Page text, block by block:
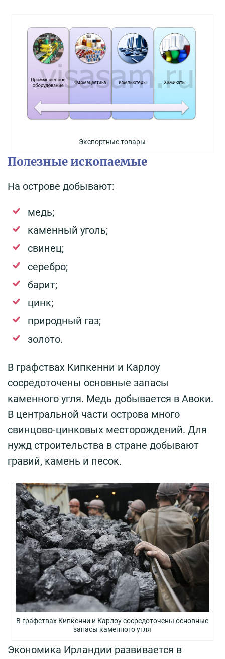
Экспортные товары
Полезные ископаемые
На острове добывают:
медь;
каменный уголь;
свинец;
серебро;
барит;
цинк;
природный газ;
золото.
В графствах Кипкенни и Карлоу
сосредоточены основные запасы
каменного угля. Медь добывается в Авоки.
В центральной части острова много
свинцово-цинковых месторождений. Для
нужд строительства в стране добывают
гравий, камень и песок.
В графствах Кипкенни и Карлоу сосредоточены основные
запасы каменного угля
Экономика Ирландии развивается в